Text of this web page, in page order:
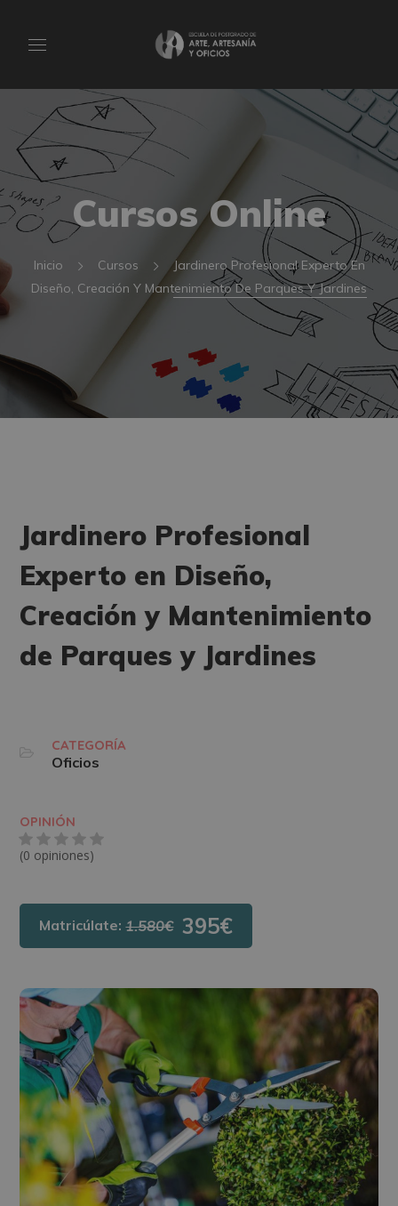
Cursos Online
Inicio Cursos
Jardinero Profesional Experto En
Diseño, Creación Y Mantenimiento De Parques Y Jardines
Jardinero Profesional
Experto en Diseño,
Creación y Mantenimiento
de Parques y Jardines
CATEGORÍA
Oficios
OPINIÓN
(0 opiniones)
Matricúlate:1.580€ 395€